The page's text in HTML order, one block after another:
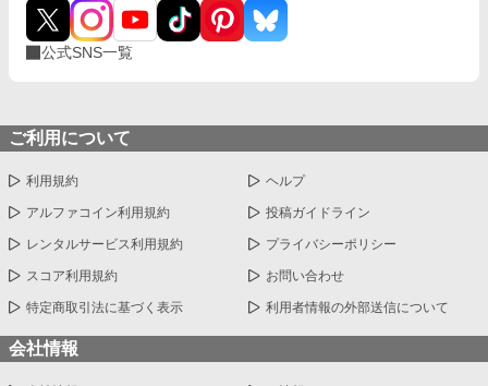
公式SNS一覧
ご利用について
利用規約 ヘルプ
アルファコイン利用規約 投稿ガイドライン
レンタルサービス利用規約 プライバシーポリシー
スコア利用規約 お問い合わせ
特定商取引法に基づく表示 利用者情報の外部送信について
会社情報